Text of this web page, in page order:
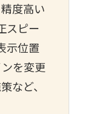
度高い
スピー
示位置
を変更
など、